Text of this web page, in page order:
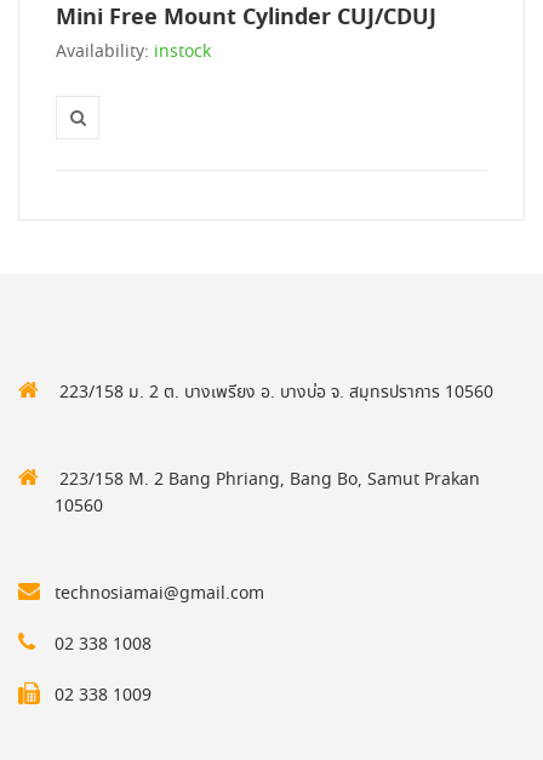
Mini Free Mount Cylinder CUJ/CDUJ
Availability: instock
223/158 ม. 2 ต. บางเพรียง อ. บางบ่อ จ. สมุทรปราการ 10560
223/158 M. 2 Bang Phriang, Bang Bo, Samut Prakan
10560
technosiamai@gmail.com
02 338 1008
02 338 1009